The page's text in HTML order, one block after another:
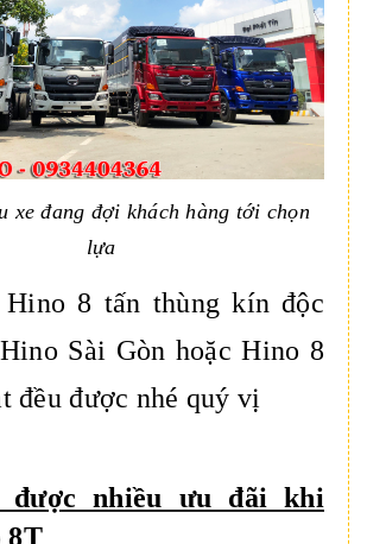
xe đang đợi khách hàng tới chọn
lựa
Hino 8 tấn thùng kín độc
Sài Gòn hoặc Hino 8
đều được nhé quý vị
được nhiều ưu đãi khi
8T